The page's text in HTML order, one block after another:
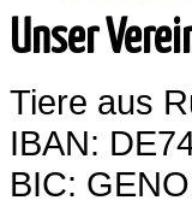
Unser
Tiere aus
IBAN:
BIC: